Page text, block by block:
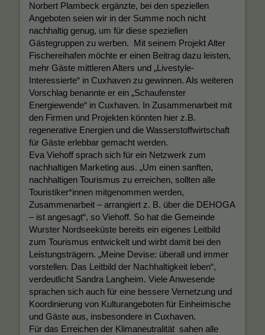
Norbert Plambeck ergänzte, bei den speziellen
Angeboten seien wir in der Summe noch nicht
nachhaltig genug, um für diese speziellen
Gästegruppen zu werben. Mit seinem Projekt Alter
Fischereihafen möchte er einen Beitrag dazu leisten,
mehr Gäste mittleren Alters und „Livestyle-
Interessierte“ in Cuxhaven zu gewinnen. Als weiteren
Vorschlag benannte er ein „Schaufenster
Energiewende“ in Cuxhaven. In Zusammenarbeit mit
den Firmen und Projekten könnten hier z.B.
regenerative Energien und die Wasserstoffwirtschaft
für Gäste erlebbar gemacht werden.
Eva Viehoff sprach sich für ein Netzwerk zum
nachhaltigen Marketing aus. „Um einen sanften,
nachhaltigen Tourismus zu erreichen, sollten alle
Touristiker*innen mitgenommen werden,
Zusammenarbeit – arrangiert z. B. über die DEHOGA
– ist angesagt“, so Viehoff. So hat die Gemeinde
Wurster Nordseeküste bereits ein eigenes Leitbild
zum Tourismus entwickelt und wirbt damit bei den
Leistungsträgern. „Meine Devise: überall und immer
vorstellen. Das Leitbild der Nachhaltigkeit leben“,
verdeutlicht Sandra Langheim. Viele Anwesende
sprachen sich auch für eine bessere Vernetzung und
Koordinierung von Kulturangeboten für Einheimische
und Gäste aus, insbesondere in Cuxhaven.
Für das Erreichen der Klimaneutralität sahen alle